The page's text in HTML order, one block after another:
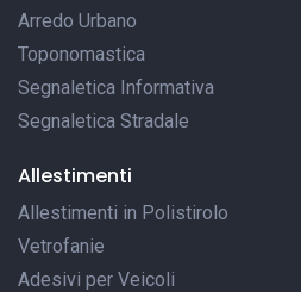
Arredo Urbano
Toponomastica
Segnaletica Informativa
Segnaletica Stradale
Allestimenti
Allestimenti in Polistirolo
Vetrofanie
Adesivi per Veicoli